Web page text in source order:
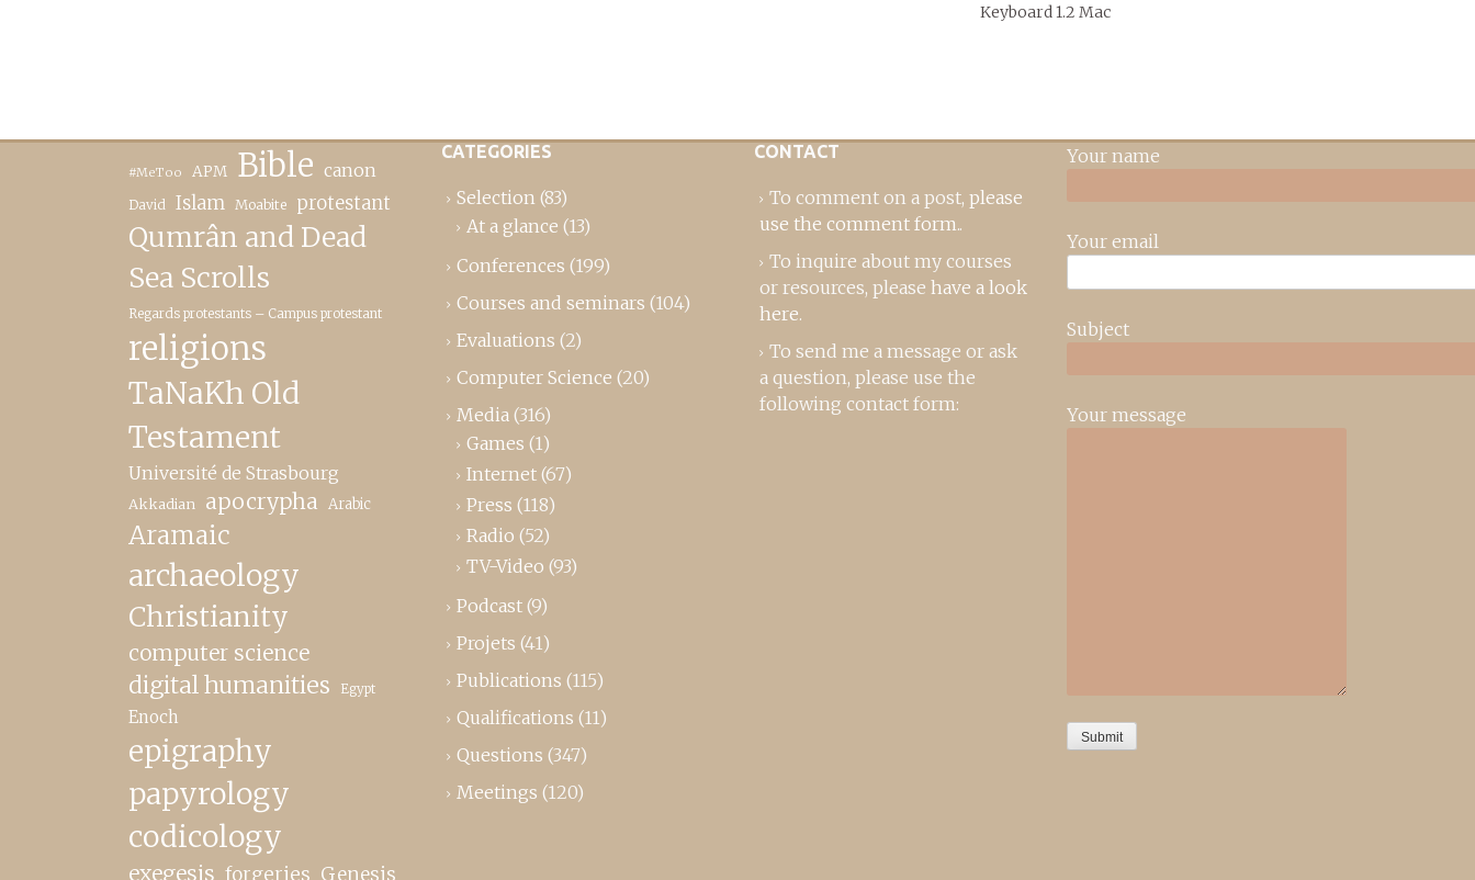
Keyboard 1.2 Mac
#MeToo APM Bible canon
David Islam Moabite protestant
Qumrân and Dead
Sea Scrolls
Regards protestants – Campus protestant
religions
TaNaKh Old
Testament
Université de Strasbourg
Akkadian apocrypha Arabic
Aramaic
archaeology
Christianity
computer science
digital humanities Egypt
Enoch
epigraphy
papyrology
codicology
exegesis forgeries Genesis
CATEGORIES
Selection (83)
At a glance (13)
Conferences (199)
Courses and seminars (104)
Evaluations (2)
Computer Science (20)
Media (316)
Games (1)
Internet (67)
Press (118)
Radio (52)
TV-Video (93)
Podcast (9)
Projets (41)
Publications (115)
Qualifications (11)
Questions (347)
Meetings (120)
CONTACT
To comment on a post, please
use the comment form..
To inquire about my courses
or resources, please have a look
here.
To send me a message or ask
a question, please use the
following contact form:
Your name
Your email
Subject
Your message